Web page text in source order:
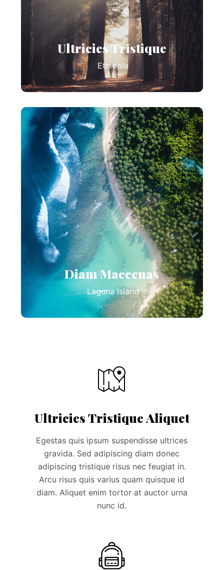
Ultricies Tristique
Ethiopia
Diam Maecenas
Laguna Island
Ultricies Tristique Aliquet
Egestas quis ipsum suspendisse ultrices
gravida. Sed adipiscing diam donec
adipiscing tristique risus nec feugiat in.
Arcu risus quis varius quam quisque id
diam. Aliquet enim tortor at auctor urna
nunc id.